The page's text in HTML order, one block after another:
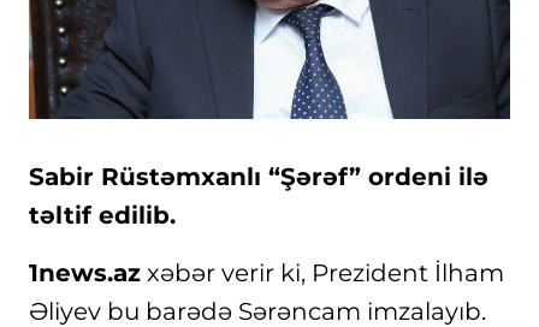
Sabir Rüstəmxanlı “Şərəf” ordeni ilə
təltif edilib.
1news.az xəbər verir ki, Prezident İlham
Əliyev bu barədə Sərəncam imzalayıb.